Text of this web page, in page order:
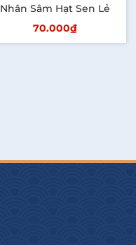
Nhân Sâm Hạt Sen Lẻ
70.000₫